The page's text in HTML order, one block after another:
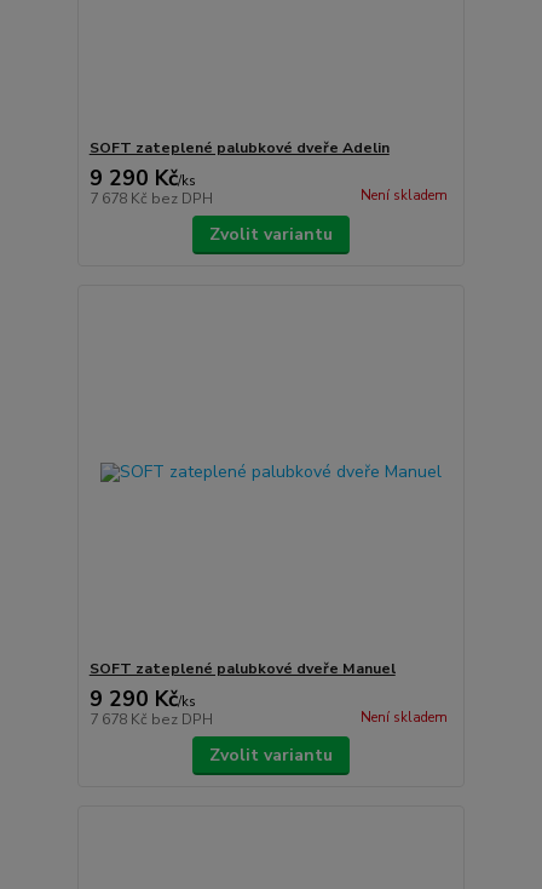
SOFT zateplené palubkové dveře Adelin
9 290 Kč/ks
7 678 Kč bez DPH Není skladem
Zvolit variantu
SOFT zateplené palubkové dveře Manuel
9 290 Kč/ks
7 678 Kč bez DPH Není skladem
Zvolit variantu